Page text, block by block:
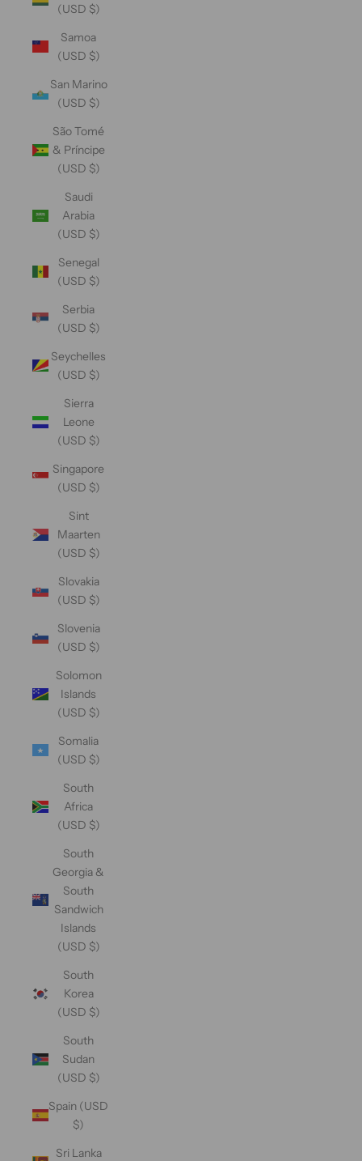
(USD $)
Samoa
(USD $)
San Marino
(USD $)
São Tomé
& Príncipe
(USD $)
Saudi
Arabia
(USD $)
Senegal
(USD $)
Serbia
(USD $)
Seychelles
(USD $)
Sierra
Leone
(USD $)
Singapore
(USD $)
Sint
Maarten
(USD $)
Slovakia
(USD $)
Slovenia
(USD $)
Solomon
Islands
(USD $)
Somalia
(USD $)
South
Africa
(USD $)
South
Georgia &
South
Sandwich
Islands
(USD $)
South
Korea
(USD $)
South
Sudan
(USD $)
Spain (USD
$)
Sri Lanka